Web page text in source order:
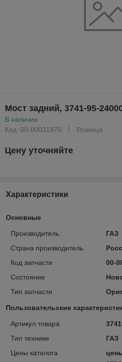
Мост задний, 3741-95-
В наличии
Код: 00-00031970
Розница
Цену уточняйте
Характеристики
Основные
Производитель
ГАЗ
Страна производитель
Код запчасти
00-
Состояние
Тип запчасти
Пользовательские
Артикул товара
Тип техники
ГАЗ
Цены каталога